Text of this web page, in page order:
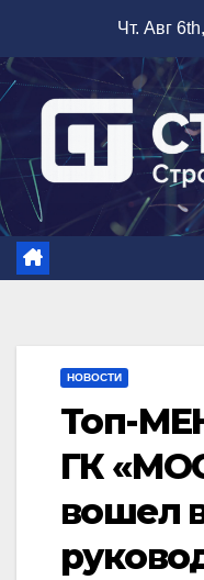
содержимому
Чт. Авг
НОВОСТИ
Топ-
ГК
вошел